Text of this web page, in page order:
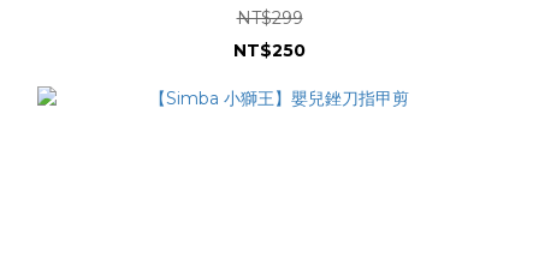
NT$299
NT$250